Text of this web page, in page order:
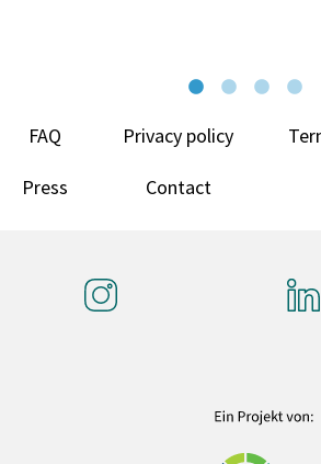
FAQ Privacy policy
Press Contact